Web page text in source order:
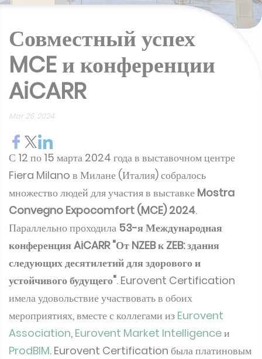
Совместный успех
MCE и конференции
AiCARR
Mar 26, 2024
С 12 по 15 марта 2024 года в выставочном центре
Fiera Milano в Милане (Италия) собралось
множество людей для участия в выставке Mostra
Convegno Expocomfort (MCE) 2024.
Параллельно проходила 53-я Международная
конференция AiCARR "От NZEB к ZEB: здания
следующих десятилетий для здорового и
устойчивого будущего". Eurovent Certification
имела удовольствие участвовать в обоих
мероприятиях, вместе с коллегами из Eurovent
Association, Eurovent Market Intelligenceи
ProdBIM. Eurovent Certification была платиновым